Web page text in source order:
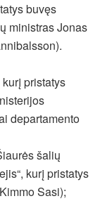
buvęs
ministras Jonas
pristatys
departamento
šalių
kurį pristatys
Sasi);